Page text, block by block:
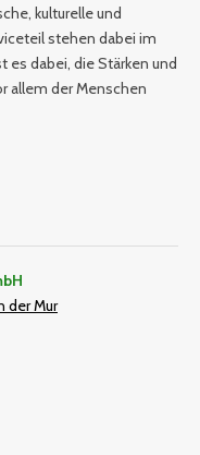
kulturelle und
stehen dabei im
es dabei, die Stärken und
allem der Menschen
der Mur